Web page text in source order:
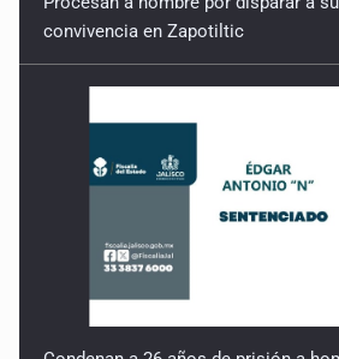
Condenan a 26 años de prisión a
asesinar a su esposa en Tonalá